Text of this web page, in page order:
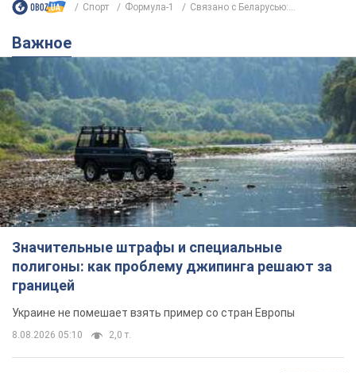
Спорт Формула-1 Связано с Беларусью:...
Важное
Значительные штрафы и специальные
полигоны: как проблему джипинга решают за
границей
Украине не помешает взять пример со стран Европы
8.08.2026 05:10 2,0 т.